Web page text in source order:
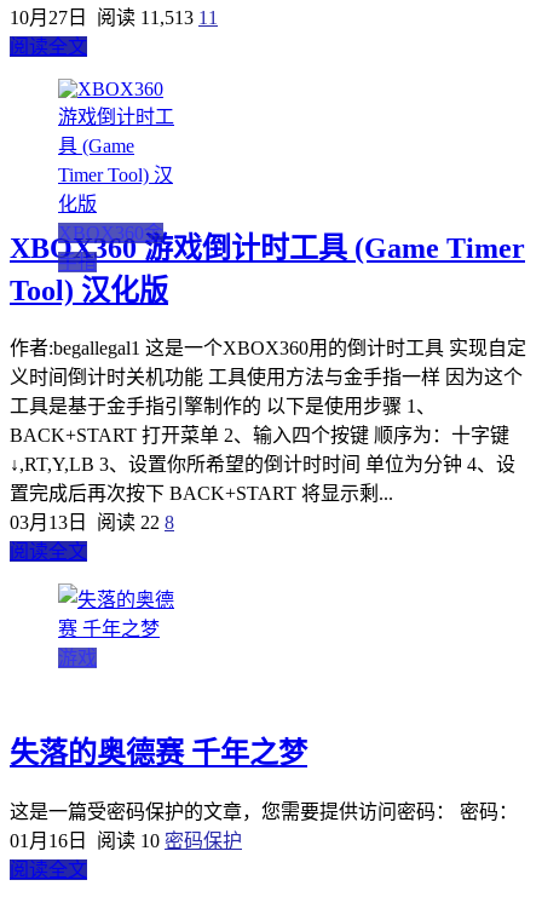
10月27日
阅读 11,513 11
阅读全文
XBOX360金
手指
XBOX360 游戏倒计时工具 (Game Timer
Tool) 汉化版
作者:begallegal1 这是一个XBOX360用的倒计时工具 实现自定
义时间倒计时关机功能 工具使用方法与金手指一样 因为这个
工具是基于金手指引擎制作的 以下是使用步骤 1、
BACK+START 打开菜单 2、输入四个按键 顺序为：十字键
↓,RT,Y,LB 3、设置你所希望的倒计时时间 单位为分钟 4、设
置完成后再次按下 BACK+START 将显示剩...
03月13日
阅读 22 8
阅读全文
游戏
失落的奥德赛 千年之梦
这是一篇受密码保护的文章，您需要提供访问密码： 密码：
01月16日
阅读 10 密码保护
阅读全文